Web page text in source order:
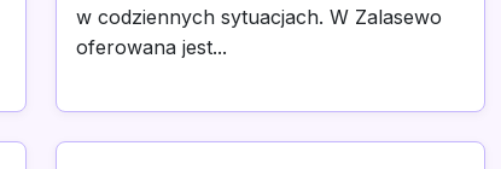
w codziennych sytuacjach. W Zalasewo
oferowana jest...